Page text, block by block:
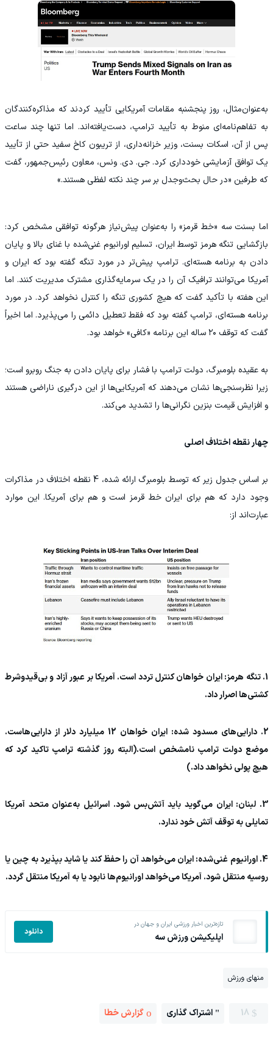
به‌عنوان‌مثال، روز پنجشنبه مقامات آمریکایی تأیید کردند که مذاکره‌کنندگان
به تفاهم‌نامه‌ای منوط به تأیید ترامپ، دست‌یافته‌اند. اما تنها چند ساعت
پس از آن، اسکات بسنت، وزیر خزانه‌داری، از تریبون کاخ سفید حتی از تأیید
یک توافق آزمایشی خودداری کرد. جی. دی. ونس، معاون رئیس‌جمهور، گفت
که طرفین «در حال بحث‌وجدل بر سر چند نکته لفظی هستند.»
اما بسنت سه «خط قرمز» را به‌عنوان پیش‌نیاز هرگونه توافقی مشخص کرد:
بازگشایی تنگه هرمز توسط ایران، تسلیم اورانیوم غنی‌شده با غنای بالا و پایان
دادن به برنامه هسته‌ای. ترامپ پیش‌تر در مورد تنگه گفته بود که ایران و
آمریکا می‌توانند ترافیک آن را در یک سرمایه‌گذاری مشترک مدیریت کنند. اما
این هفته با تأکید گفت که هیچ کشوری تنگه را کنترل نخواهد کرد. در مورد
برنامه هسته‌ای، ترامپ گفته بود که فقط تعطیل دائمی را می‌پذیرد. اما اخیراً
گفت که توقف ۲۰ ساله این برنامه «کافی» خواهد بود.
به عقیده بلومبرگ، دولت ترامپ با فشار برای پایان دادن به جنگ روبرو است؛
زیرا نظرسنجی‌ها نشان می‌دهند که آمریکایی‌ها از این درگیری ناراضی هستند
و افزایش قیمت بنزین نگرانی‌ها را تشدید می‌کند.
چهار نقطه اختلاف اصلی
بر اساس جدول زیر که توسط بلومبرگ ارائه شده، 4 نقطه اختلاف در مذاکرات
وجود دارد که هم برای ایران خط قرمز است و هم برای آمریکا. این موارد
عبارت‌اند از:
1. تنگه هرمز: ایران خواهان کنترل تردد است. آمریکا بر عبور آزاد و بی‌قیدوشرط
کشتی‌ها اصرار داد.
2. دارایی‌های مسدود شده: ایران خواهان 12 میلیارد دلار از دارایی‌هاست.
موضع دولت ترامپ نامشخص است.(البته روز گذشته ترامپ تاکید کرد که
هیچ پولی نخواهد داد.)
3. لبنان: ایران می‌گوید باید آتش‌بس شود. اسرائیل به‌عنوان متحد آمریکا
تمایلی به توقف آتش خود ندارد.
4. اورانیوم غنی‌شده: ایران می‌خواهد آن را حفظ کند یا شاید بپذیرد به چین یا
روسیه منتقل شود. آمریکا می‌خواهد اورانیوم‌ها نابود یا به آمریکا منتقل گردد.
تازه‌ترین اخبار ورزشی ایران و جهان در
اپلیکیشن ورزش سه دانلود
منهای ورزش
18 اشتراک گذاری گزارش خطا